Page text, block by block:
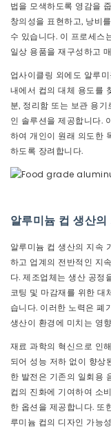
법을 모색하도록 영감을
창의성을 표현하고, 낭비
수 있습니다. 이 프로세스
일상 용품을 재구성하고
업사이클링 외에도 알루
내에서 컵의 대체 용도를
분, 정리함 또는 보관 용
인 솔루션을 제공합니다.
하여 개인이 원래 의도한
하도록 장려합니다.
알루미늄 컵 생산
알루미늄 컵 생산의 지속
하고 업계의 전반적인 지
다. 제조업체는 생산 공정
코팅 및 마감재를 위한 대
습니다. 이러한 노력은 폐
생산이 환경에 미치는 영
재료 과학의 혁신으로 인
되어 성능 저하 없이 향상
한 발전은 기존의 일회용
컵의 진화에 기여하여 소
한 옵션을 제공합니다. 또
루미늄 컵의 디자인 가능